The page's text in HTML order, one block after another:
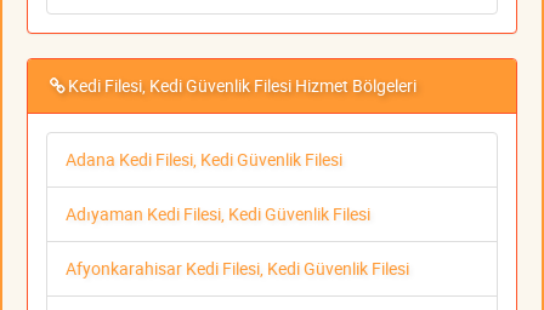
Kedi Filesi, Kedi Güvenlik Filesi Hizmet Bölgeleri
Adana Kedi Filesi, Kedi Güvenlik Filesi
Adıyaman Kedi Filesi, Kedi Güvenlik Filesi
Afyonkarahisar Kedi Filesi, Kedi Güvenlik Filesi